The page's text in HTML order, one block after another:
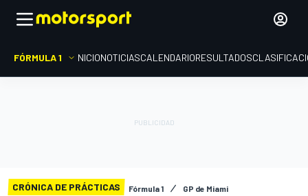
FÓRMULA 1 INICIONOTICIASCALENDARIORESULTADOS
CRÓNICA DE PRÁCTICAS Fórmula 1 GP de Miami